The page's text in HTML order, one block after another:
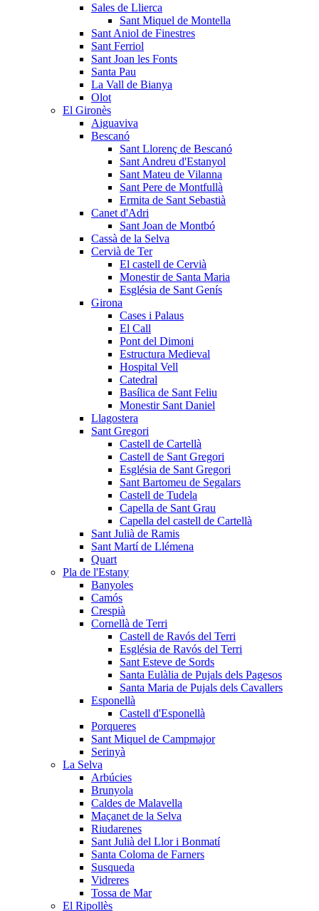
Sales de Llierca
Sant Miquel de Montella
Sant Aniol de Finestres
Sant Ferriol
Sant Joan les Fonts
Santa Pau
La Vall de Bianya
Olot
El Gironès
Aiguaviva
Bescanó
Sant Llorenç de Bescanó
Sant Andreu d'Estanyol
Sant Mateu de Vilanna
Sant Pere de Montfullà
Ermita de Sant Sebastià
Canet d'Adri
Sant Joan de Montbó
Cassà de la Selva
Cervià de Ter
El castell de Cervià
Monestir de Santa Maria
Església de Sant Genís
Girona
Cases i Palaus
El Call
Pont del Dimoni
Estructura Medieval
Hospital Vell
Catedral
Basílica de Sant Feliu
Monestir Sant Daniel
Llagostera
Sant Gregori
Castell de Cartellà
Castell de Sant Gregori
Església de Sant Gregori
Sant Bartomeu de Segalars
Castell de Tudela
Capella de Sant Grau
Capella del castell de Cartellà
Sant Julià de Ramis
Sant Martí de Llémena
Quart
Pla de l'Estany
Banyoles
Camós
Crespià
Cornellà de Terri
Castell de Ravós del Terri
Església de Ravós del Terri
Sant Esteve de Sords
Santa Eulàlia de Pujals dels Pagesos
Santa Maria de Pujals dels Cavallers
Esponellà
Castell d'Esponellà
Porqueres
Sant Miquel de Campmajor
Serinyà
La Selva
Arbúcies
Brunyola
Caldes de Malavella
Maçanet de la Selva
Riudarenes
Sant Julià del Llor i Bonmatí
Santa Coloma de Farners
Susqueda
Vidreres
Tossa de Mar
El Ripollès